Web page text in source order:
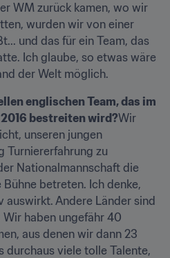
WM zurück kamen, wo wir
wurden wir von einer
und das für ein Team, das
Ich glaube, so etwas wäre
der Welt möglich.
englischen Team, das im
2016 bestreiten wird?Wir
unseren jungen
Turniererfahrung zu
Nationalmannschaft die
betreten. Ich denke,
auswirkt. Andere Länder sind
haben ungefähr 40
aus denen wir dann 23
durchaus viele tolle Talente,